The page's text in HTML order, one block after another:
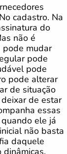
cadastro. Na
do
não é
pode mudar
pode
pode
pode alterar
de situação
de estar
essas
ele já
não basta
daquele
dinâmicas.